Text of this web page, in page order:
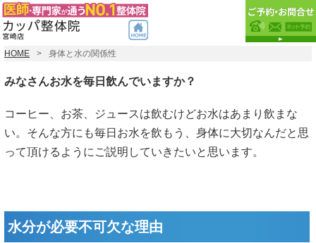
HOME 身体と水の関係性
みなさんお水を毎日飲んでいますか？
コーヒー、お茶、ジュースは飲むけどお水はあまり飲まな
い。そんな方にも毎日お水を飲もう、身体に大切なんだと思
って頂けるようにご説明していきたいと思います。
水分が必要不可欠な理由